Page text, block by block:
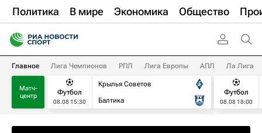
Политика В мире Экономика Общество
Главное Лига Чемпионов РПЛ Лига Европы АПЛ Ла Лига
Матч-
центр
Футбол
08.08 15:30
Крылья Советов
Балтика
Футбол
08.08 18:00